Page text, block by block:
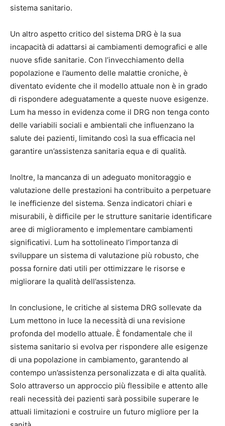
sistema sanitario.
Un altro aspetto critico del sistema DRG è la sua
incapacità di adattarsi ai cambiamenti demografici e alle
nuove sfide sanitarie. Con l’invecchiamento della
popolazione e l’aumento delle malattie croniche, è
diventato evidente che il modello attuale non è in grado
di rispondere adeguatamente a queste nuove esigenze.
Lum ha messo in evidenza come il DRG non tenga conto
delle variabili sociali e ambientali che influenzano la
salute dei pazienti, limitando così la sua efficacia nel
garantire un’assistenza sanitaria equa e di qualità.
Inoltre, la mancanza di un adeguato monitoraggio e
valutazione delle prestazioni ha contribuito a perpetuare
le inefficienze del sistema. Senza indicatori chiari e
misurabili, è difficile per le strutture sanitarie identificare
aree di miglioramento e implementare cambiamenti
significativi. Lum ha sottolineato l’importanza di
sviluppare un sistema di valutazione più robusto, che
possa fornire dati utili per ottimizzare le risorse e
migliorare la qualità dell’assistenza.
In conclusione, le critiche al sistema DRG sollevate da
Lum mettono in luce la necessità di una revisione
profonda del modello attuale. È fondamentale che il
sistema sanitario si evolva per rispondere alle esigenze
di una popolazione in cambiamento, garantendo al
contempo un’assistenza personalizzata e di alta qualità.
Solo attraverso un approccio più flessibile e attento alle
reali necessità dei pazienti sarà possibile superare le
attuali limitazioni e costruire un futuro migliore per la